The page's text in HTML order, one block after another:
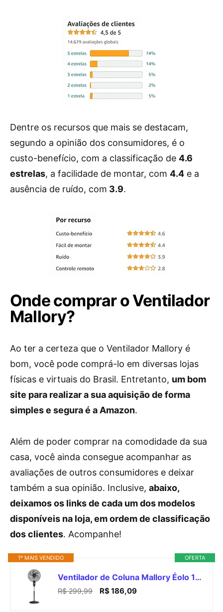
Dentre os recursos que mais se destacam,
segundo a opinião dos consumidores, é o
custo-benefício, com a classificação de 4.6
estrelas, a facilidade de montar, com 4.4 e a
ausência de ruído, com 3.9.
Onde comprar o Ventilador
Mallory?
Ao ter a certeza que o Ventilador Mallory é
bom, você pode comprá-lo em diversas lojas
físicas e virtuais do Brasil. Entretanto, um bom
site para realizar a sua aquisição de forma
simples e segura é a Amazon.
Além de poder comprar na comodidade da sua
casa, você ainda consegue acompanhar as
avaliações de outros consumidores e deixar
também a sua opinião. Inclusive, abaixo,
deixamos os links de cada um dos modelos
disponíveis na loja, em ordem de classificação
dos clientes. Acompanhe!
OFERTA
1º MAIS VENDIDO
Ventilador de Coluna Mallory Éolo 126W, Silencioso, Hélice de 6 pás, Grade Especial em Sistema TS, Máxima Vazão e Mínimo Ruído – PR-GF- 220V
R$ 299,99 R$ 186,09